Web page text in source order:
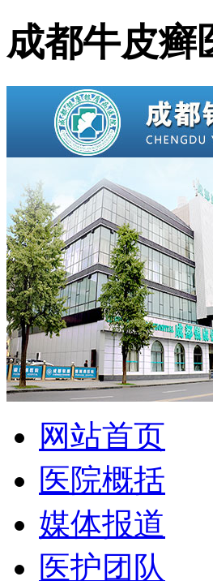
成都牛皮癣
网站首页
医院概括
媒体报道
医护团队